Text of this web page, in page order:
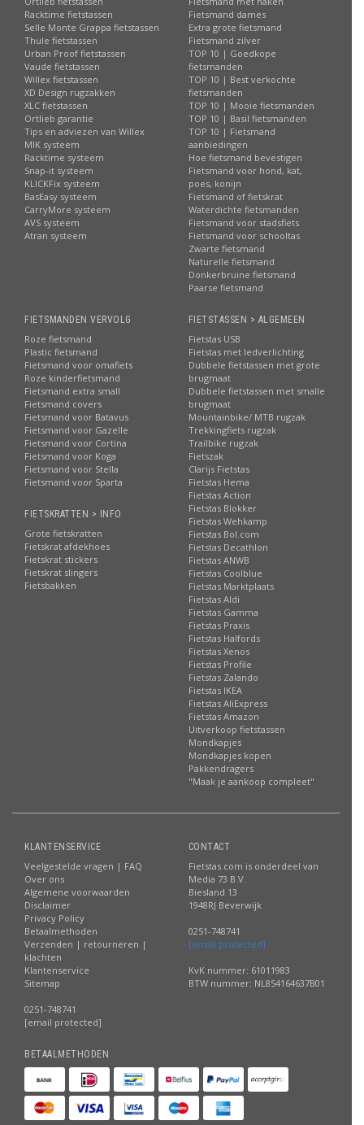
Racktime fietstassen
Selle Monte Grappa fietstassen
Thule fietstassen
Urban Proof fietstassen
Vaude fietstassen
Willex fietstassen
XD Design rugzakken
XLC fietstassen
Ortlieb garantie
Tips en adviezen van Willex
MIK systeem
Racktime systeem
Snap-it systeem
KLICKFix systeem
BasEasy systeem
CarryMore systeem
AVS systeem
Atran systeem
Fietsmand dames
Extra grote fietsmand
Fietsmand zilver
TOP 10 | Goedkope
fietsmanden
TOP 10 | Best verkochte
fietsmanden
TOP 10 | Mooie fietsmanden
TOP 10 | Basil fietsmanden
TOP 10 | Fietsmand
aanbiedingen
Hoe fietsmand bevestigen
Fietsmand voor hond, kat,
poes, konijn
Fietsmand of fietskrat
Waterdichte fietsmanden
Fietsmand voor stadsfiets
Fietsmand voor schooltas
Zwarte fietsmand
Naturelle fietsmand
Donkerbruine fietsmand
Paarse fietsmand
FIETSMANDEN VERVOLG
Roze fietsmand
Plastic fietsmand
Fietsmand voor omafiets
Roze kinderfietsmand
Fietsmand extra small
Fietsmand covers
Fietsmand voor Batavus
Fietsmand voor Gazelle
Fietsmand voor Cortina
Fietsmand voor Koga
Fietsmand voor Stella
Fietsmand voor Sparta
FIETSKRATTEN > INFO
Grote fietskratten
Fietskrat afdekhoes
Fietskrat stickers
Fietskrat slingers
Fietsbakken
FIETSTASSEN > ALGEMEEN
Fietstas USB
Fietstas met ledverlichting
Dubbele fietstassen met grote
brugmaat
Dubbele fietstassen met smalle
brugmaat
Mountainbike/ MTB rugzak
Trekkingfiets rugzak
Trailbike rugzak
Fietszak
Clarijs Fietstas
Fietstas Hema
Fietstas Action
Fietstas Blokker
Fietstas Wehkamp
Fietstas Bol.com
Fietstas Decathlon
Fietstas ANWB
Fietstas Coolblue
Fietstas Marktplaats
Fietstas Aldi
Fietstas Gamma
Fietstas Praxis
Fietstas Halfords
Fietstas Xenos
Fietstas Profile
Fietstas Zalando
Fietstas IKEA
Fietstas AliExpress
Fietstas Amazon
Uitverkoop fietstassen
Mondkapjes
Mondkapjes kopen
Pakkendragers
"Maak je aankoop compleet"
KLANTENSERVICE
Veelgestelde vragen | FAQ
Over ons
Algemene voorwaarden
Disclaimer
Privacy Policy
Betaalmethoden
Verzenden | retourneren |
klachten
Klantenservice
Sitemap
0251-748741
[email protected]
CONTACT
Fietstas.com is onderdeel van
Media 73 B.V.
Biesland 13
1948RJ Beverwijk
0251-748741
[email protected]
KvK nummer: 61011983
BTW nummer: NL854164637B01
BETAALMETHODEN